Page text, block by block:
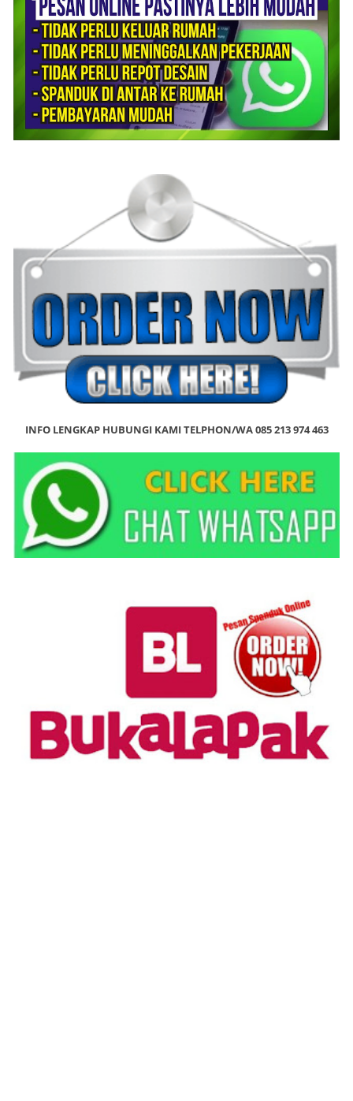
INFO LENGKAP HUBUNGI KAMI TELPHON/WA 085 213 974 463